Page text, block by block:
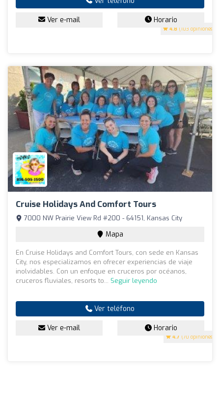
4.8 (103 opiniones)
Ver e-mail Horario
Cruise Holidays And Comfort Tours
4.7 (70 opiniones)
7000 NW Prairie View Rd #200 - 64151, Kansas City
Mapa
En Cruise Holidays and Comfort Tours, con sede en Kansas
City, nos especializamos en ofrecer experiencias de viaje
inolvidables. Con un enfoque en cruceros por océanos,
cruceros fluviales, resorts to... Seguir leyendo
Ver teléfono
Ver e-mail Horario